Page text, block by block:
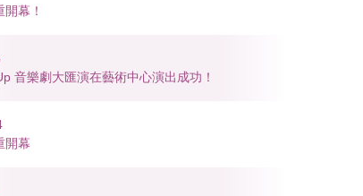
幕！
音樂劇大匯演在藝術中心演出成功！
開幕